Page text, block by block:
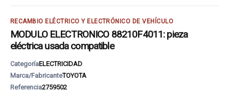
RECAMBIO ELÉCTRICO Y ELECTRÓNICO DE VEHÍCULO
MODULO ELECTRONICO 88210F4011: pieza
eléctrica usada compatible
CategoríaELECTRICIDAD
Marca/FabricanteTOYOTA
Referencia2759502